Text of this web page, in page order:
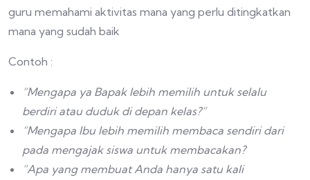
guru memahami aktivitas mana yang perlu ditingkatkan
mana yang sudah baik
Contoh :
“Mengapa ya Bapak lebih memilih untuk selalu
berdiri atau duduk di depan kelas?”
“Mengapa Ibu lebih memilih membaca sendiri dari
pada mengajak siswa untuk membacakan?
“Apa yang membuat Anda hanya satu kali